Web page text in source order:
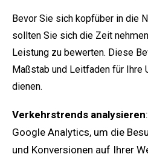
Bevor Sie sich kopfüber in die
sollten Sie sich die Zeit
Leistung zu bewerten. Diese
Maßstab und Leitfaden für
dienen.
Verkehrstrends analysieren
Google Analytics, um die
und Konversionen auf Ihrer